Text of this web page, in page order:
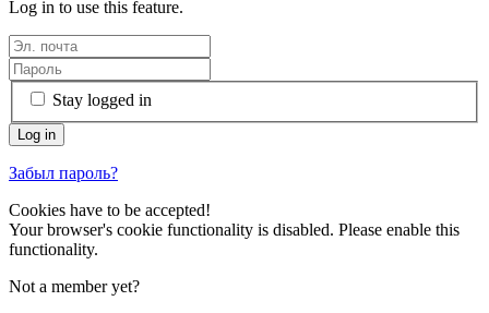
Log in to use this feature.
Stay logged in
Забыл пароль?
Cookies have to be accepted!
Your browser's cookie functionality is disabled. Please enable this
functionality.
Not a member yet?